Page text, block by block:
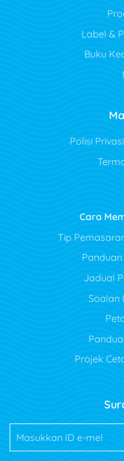
Label &
Buku
Polisi
Cara
Tip
Jadual
Soalan
Projek
Masukkan ID e-mel